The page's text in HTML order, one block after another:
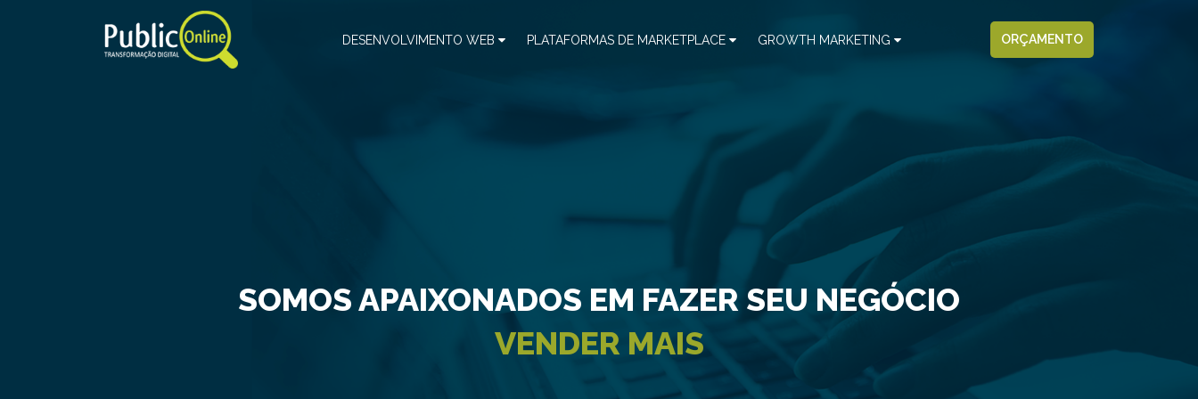
DESENVOLVIMENTO WEB PLATAFORMAS DE MARKETPLACE GROWTH MARKETING ORÇAMENTO
SOMOS APAIXONADOS EM FAZER SEU NEGÓCIO
VENDER MAIS